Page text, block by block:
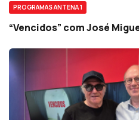
PROGRAMAS ANTENA 1
“Vencidos” com José